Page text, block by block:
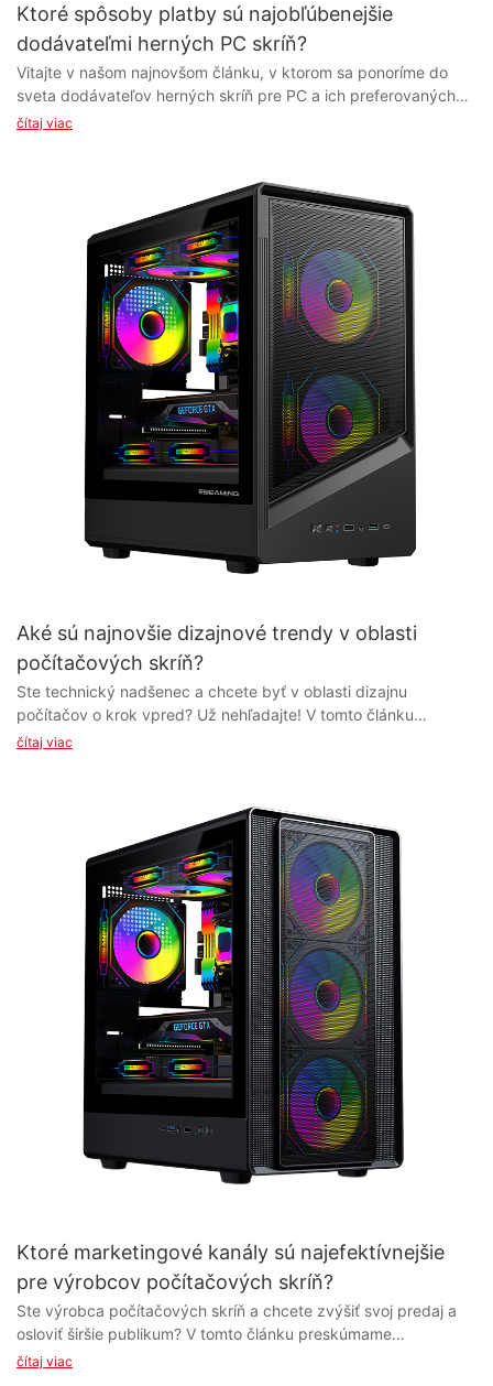
Ktoré spôsoby platby sú najobľúbenejšie
dodávateľmi herných PC skríň?
Vitajte v našom najnovšom článku, v ktorom sa ponoríme do sveta dodávateľov herných skríň pre PC a ich preferovaných spôsobov platby. V tomto neustále sa rozvíjajúcom odvetví je kľúčové byť o krok vpred, a to zahŕňa aj pochopenie toho, ako dodávatelia uprednostňujú vykonávať svoje transakcie. Pridajte sa k nám a preskúmajme, ktoré spôsoby platby uprednostňujú dodávatelia herných skríň pre PC a ako tieto informácie môžu ovplyvniť vaše podnikanie. Poďme sa na to ponoriť! - Prehľad platobných metód v odvetví herných počítačových skríň V rýchlo sa meniacom svete herných PC skríň je výber správnej platobnej metódy kľúčový pre dodávateľov aj výrobcov. Odvetvie sa neustále vyvíja a nové technológie a trendy formujú spôsob podnikania. V tomto článku sa podrobne pozrieme na rôzne platobné metódy, ktoré uprednostňujú dodávatelia a výrobcovia herných PC skríň, a preskúmame dôvody ich výberu. Platby kreditnou/debetnou kartou Jednou z najbežnejšie používaných platobných metód v odvetví herných počítačových skríň sú platby kreditnou/debetnou kartou. Táto metóda ponúka pohodlie a bezpečnosť pre obe strany zúčastnené na transakcii. Dodávatelia a výrobcovia môžu jednoducho spracovať platby online alebo telefonicky, čo z nich robí rýchly a efektívny spôsob podnikania. Platby kreditnou/debetnou kartou navyše ponúkajú ochranu pred podvodmi a spätnými platbami, čo obom stranám poskytuje pokoj v duši. PayPal Ďalšou obľúbenou platobnou metódou medzi dodávateľmi a výrobcami herných počítačových skríň je PayPal. Táto online platobná služba umožňuje bezproblémové transakcie medzi stranami, pričom finančné prostriedky sa prevádzajú rýchlo a bezpečne. PayPal tiež ponúka ochranu kupujúcich a predávajúcich, vďaka čomu je dôveryhodnou voľbou pre mnohých v tomto odvetví. Jeho užívateľsky prívetivé rozhranie a široká akceptácia z neho robia preferovanú voľbu pre tých, ktorí hľadajú bezproblémové platobné riešenie. Bankové prevody Bankové prevody sú ďalšou bežne používanou platobnou metódou v odvetví herných počítačových skríň. Hoci nemusia byť také rýchle alebo pohodlné ako platby kreditnou/debetnou kartou alebo PayPal, bankové prevody ponúkajú bezpečný a spoľahlivý spôsob prevodu finančných prostriedkov medzi stranami. Mnoho dodávateľov a výrobcov si vyberá túto metódu pre väčšie transakcie alebo medzinárodné platby, pretože eliminuje potrebu platobných procesorov tretích strán a súvisiacich poplatkov. Kryptomena S nástupom kryptomien v posledných rokoch začali niektorí dodávatelia a výrobcovia herných počítačových skríň akceptovať digitálne meny ako platobnú metódu. Hoci sú kryptomeny stále relatívne špecifickou platobnou metódou, ponúkajú decentralizovaný a bezpečný spôsob vykonávania transakcií. Sú tiež atraktívne pre technicky zdatných zákazníkov, ktorí si cenia súkromie a anonymitu pri svojich nákupoch. Dohodnuté platobné podmienky Okrem tradičných platobných metód ponúka mnoho dodávateľov a výrobcov herných počítačových skríň svojim klientom aj dohodnuté platobné podmienky. Tieto podmienky môžu zahŕňať splátky, platbu na dobierku alebo obchodný úver v závislosti od dohody medzi stranami. Dohodnuté platobné podmienky môžu pomôcť vybudovať silné vzťahy medzi dodávateľmi a výrobcami, čím sa posilní dôvera a spolupráca v tomto odvetví. Záverom možno povedať, že odvetvie herných počítačových skríň ponúka dodávateľom a výrobcom širokú škálu platobných metód. Či už sa rozhodnete pre platby kreditnou/debetnou kartou, PayPal, bankové prevody, kryptomenu alebo dohodnuté platobné podmienky, je nevyhnutné vybrať si metódu, ktorá najlepšie vyhovuje potrebám oboch zúčastnených strán. Starostlivým zvážením faktorov, ako sú bezpečnosť, pohodlie a dôveryhodnosť, môžu dodávatelia a výrobcovia zabezpečiť hladké a úspešné transakcie v tomto dynamickom a konkurenčnom odvetví. - Faktory ovplyvňujúce preferencie platobných metód medzi dodávateľmi V konkurenčnom svete výroby herných PC skríň môže výber spôsobu platby zohrávať významnú úlohu pri formovaní obchodných vzťahov medzi dodávateľmi a ich dodávateľmi. Pri zvažovaní preferovaných spôsobov platby medzi dodávateľmi herných PC skríň zohrávajú úlohu faktory ako pohodlie, bezpečnosť, náklady a spoľahlivosť. Pochopenie týchto faktorov môže pomôcť výrobcom lepšie uspokojiť potreby svojich dodávateľov a v konečnom dôsledku posilniť ich partnerstvá. Jednou z najobľúbenejších platobných metód medzi dodávateľmi herných PC skríň je bankový prevod. Bankový prevod je obľúbenou voľbou, pretože ponúka rýchly a bezpečný spôsob prevodu finančných prostriedkov medzi stranami. Dodávatelia oceňujú rýchlu dobu spracovania bankových prevodov, pretože im to umožňuje rýchly prístup k finančným prostriedkom a pokračovanie v ich činnosti. Bezpečnostné prvky bankových prevodov navyše poskytujú dodávateľom pokoj v duši a zabezpečujú, že ich platby sú chránené pred podvodmi alebo inými rizikami. Ďalšou obľúbenou platobnou metódou medzi dodávateľmi herných počítačových skríň je elektronický prevod finančných prostriedkov (EFT). EFT umožňuje automatizované transakcie medzi dodávateľmi a výrobcami, čím sa znižuje potreba manuálnych zásahov a zefektívňuje proces platieb. Dodávatelia považujú EFT za pohodlný a efektívny, pretože eliminuje potrebu fyzických šekov alebo papierových faktúr. Výberom EFT ako svojej preferovanej platobnej metódy môžu dodávatelia ušetriť čas a zdroje, čo im umožňuje sústrediť sa na iné aspekty svojho podnikania. Platby kreditnými kartami sú tiež obľúbenou voľbou medzi dodávateľmi herných počítačových skríň. Kreditné karty ponúkajú dodávateľom flexibilnú možnosť platby, ktorá im umožňuje rýchlo a jednoducho nakupovať. Dodávatelia oceňujú pohodlie platieb kreditnými kartami, ako aj možnosť získať odmeny alebo vrátenie peňazí za svoje nákupy. Výrobcovia, ktorí akceptujú platby kreditnými kartami, môžu prilákať viac dodávateľov a budovať silnejšie vzťahy tým, že ponúkajú túto pohodlnú platobnú metódu. Okrem bankových prevodov, EFT a platieb kreditnou kartou môžu dodávatelia herných PC skríň zvážiť aj alternatívne platobné metódy, ako napríklad PayPal alebo digitálne peňaženky. Tieto možnosti elektronickej platby poskytujú dodávateľom dodatočnú flexibilitu a bezpečnosť pri vykonávaní transakcií. Dodávatelia, ktorí uprednostňujú digitálne platobné metódy, oceňujú pohodlie a jednoduchosť používania, ako aj dodatočné vrstvy zabezpečenia, ktoré tieto platformy ponúkajú. Okrem toho, preferencie platobných metód medzi dodávateľmi herných počítačových skríň môžu byť ovplyvnené rôznymi externými faktormi. Ekonomické podmienky, regulačné požiadavky a trendy v odvetví môžu ovplyvniť výber platobnej metódy medzi dodávateľmi. Výrobcovia musia byť informovaní o týchto externých faktoroch a prispôsobiť svoje platobné politiky tak, aby vyhovovali meniacim sa potrebám svojich dodávateľov. Záverom možno povedať, že pochopenie faktorov ovplyvňujúcich preferencie platobných metód medzi dodávateľmi herných počítačových skríň je nevyhnutné pre výrobcov, ktorí sa snažia vybudovať silné a úspešné partnerstvá. Ponúkaním rôznych platobných možností, ako sú bankové prevody, EFT, platby kreditnou kartou a digitálne peňaženky, môžu výrobcovia uspokojiť rozmanité potreby svojich dodávateľov a vytvoriť bezproblémový platobný zážitok. Uprednostňovanie preferencií dodávateľov v oblasti platobných metód môže v konečnom dôsledku viesť k zlepšeniu vzťahov, zvýšeniu dôvery a vyššej efektivite v dodávateľskom reťazci herných počítačových skríň. - Porovnanie rôznych platobných metód na trhu Na konkurenčnom trhu s hernými PC skriňami môže mať výber správnej platobnej metódy významný vplyv na úspech dodávateľov a výrobcov. Vzhľadom na širokú škálu platobných metód dostupných na trhu je pre dodávateľov herných PC skríň kľúčové vyhodnotiť a porovnať rôzne možnosti, aby určili, ktorá metóda je pre ich podnikanie najpreferovanejšia a najvýhodnejšia. Jednou z najbežnejšie používaných platobných metód dodávateľmi herných počítačových skríň sú bankové prevody. Táto metóda zahŕňa elektronický prevod finančných prostriedkov z bankového účtu kupujúceho na bankový účet predávajúceho. Bankové prevody uprednostňuje mnoho dodávateľov, pretože sú bezpečným a pohodlným spôsobom prijímania platieb. Nevýhodou bankových prevodov je však ich časová náročnosť a dodatočné poplatky. Ďalšou populárnou platobnou metódou v odvetví herných počítačových skríň sú platby kreditnou kartou. Platby kreditnou kartou ponúkajú kupujúcim rýchly a pohodlný spôsob nákupu a mnoho dodávateľov uprednostňuje túto metódu pre jej jednoduchosť použitia a rýchle spracovanie. Platby kreditnou kartou však sú spojené s transakčnými poplatkami, ktoré môžu znížiť zisk dodávateľa. PayPal je ďalšia platobná metóda, ktorú bežne používajú dodávatelia herných počítačových skríň. PayPal je online platobná platforma, ktorá umožňuje používateľom elektronicky posielať a prijímať peniaze. Mnoho dodávateľov uprednostňuje PayPal kvôli jeho jednoduchému používaniu, bezpečnostným funkciám a rýchlemu spracovaniu. PayPal si však účtuje aj poplatky za transakcie, čo môže byť pre dodávateľov nevýhodou. V posledných rokoch sa kryptomena stala populárnou platobnou metódou v odvetví herných počítačových skríň. Kryptomena, ako napríklad Bitcoin, ponúka bezpečný a decentralizovaný spôsob odosielania a prijímania platieb. Mnohých dodávateľov lákajú nízke transakčné poplatky a rýchle spracovanie platieb, ktoré sú spojené s platbami kryptomenami. Volatilná povaha kryptomien však môže predstavovať riziko pre dodávateľov, ktorí sa snažia chrániť svoje zisky. V konečnom dôsledku bude najpreferovanejšia platobná metóda pre dodávateľov herných počítačových skríň závisieť od ich individuálnych obchodných potrieb a preferencií. Niektorí dodávatelia môžu uprednostňovať pohodlie a rýchle spracovanie, zatiaľ čo iní môžu uprednostňovať bezpečnosť a nízke transakčné poplatky. Pre dodávateľov je nevyhnutné starostlivo vyhodnotiť a porovnať rôzne platobné metódy dostupné na trhu, aby určili, ktorá možnosť je pre ich podnikanie najvýhodnejšia.
čítaj viac
Aké sú najnovšie dizajnové trendy v oblasti
počítačových skríň?
Ste technický nadšenec a chcete byť v oblasti dizajnu počítačov o krok vpred? Už nehľadajte! V tomto článku preskúmame najnovšie trendy v dizajne počítačových skríň, ktoré spôsobujú revolúciu v spôsobe, akým premýšľame o estetike počítačov. Od elegantných a minimalistických až po odvážne a futuristické, tieto špičkové dizajny vás určite inšpirujú a zapôsobia. Pridajte sa k nám a ponorte sa do sveta dizajnu počítačových skríň a objavte, čo je dnes na trhu horúce. Úvod do PC skríň a ich význam v dizajne Pokiaľ ide o zostavenie vlastného počítača, jednou z najviac prehliadaných súčastí je skriňa počítača. Mnoho ľudí sa často zameriava na vnútorné komponenty, ako je procesor, grafická karta a RAM, pričom zabúdajú, že skriňa zohráva kľúčovú úlohu nielen pri ochrane týchto komponentov, ale aj pri vylepšení celkovej estetiky zostavy. V tomto článku sa ponoríme do sveta skríň počítačov, preskúmame ich dôležitosť v dizajne a zdôrazníme niektoré z najnovších dizajnových trendov na trhu. Počítačové skrine, známe aj ako šasi alebo kryty, sa dodávajú v rôznych tvaroch, veľkostiach a materiáloch. Slúžia ako kryt pre všetky vnútorné komponenty počítača a poskytujú ochranu pred prachom, nečistotami a náhodným poškodením. Okrem funkčného aspektu zohráva dizajn počítačovej skrine významnú úlohu v celkovom vzhľade a dojme zostavenia počítača. S nárastom zákazkovej montáže počítačov v posledných rokoch výrobcovia venujú väčšiu pozornosť dizajnu svojich skríň a ponúkajú širokú škálu štýlov, aby uspokojili rôzne preferencie. Jedným z najnovších dizajnových trendov v oblasti počítačových skríň je použitie panelov z tvrdeného skla. Tieto panely ponúkajú elegantný a elegantný vzhľad, ktorý používateľom umožňuje ukázať ich vnútorné komponenty a RGB osvetlenie. Mnoho výrobcov teraz ponúka skrine s bočnými panelmi z tvrdeného skla, niektoré dokonca majú predné panely z tvrdeného skla pre futuristickejší vzhľad. Okrem estetiky ponúkajú panely z tvrdeného skla aj lepšiu odolnosť a odolnosť voči poškriabaniu v porovnaní s tradičnými akrylovými panelmi. Ďalším populárnym dizajnovým trendom v oblasti PC skríň je nárast kompaktných a mini-ITX skríň. S rastúcou popularitou malých skríň teraz výrobcovia ponúkajú skrine, ktoré sú kompaktnejšie a priestorovo úspornejšie. Tieto skrine sú ideálne pre používateľov, ktorí majú obmedzený priestor alebo uprednostňujú minimalistický vzhľad. Napriek svojej malej veľkosti sú kompaktné skrine navrhnuté tak, aby pojali vysokovýkonné komponenty, čo z nich robí skvelú voľbu pre hráčov aj tvorcov obsahu. Okrem estetiky a veľkosti zohrávajú skrinky pre PC úlohu aj v celkovom prúdení vzduchu a chladení počítačovej zostavy. Správne prúdenie vzduchu je nevyhnutné na udržanie optimálnej teploty vnútorných komponentov, čím sa zabezpečí plynulý a spoľahlivý výkon. Mnoho výrobcov teraz ponúka skrinky s pokročilými chladiacimi funkciami, ako sú viaceré držiaky ventilátorov, podpora kvapalinového chladenia a riešenia na správu káblov. Tieto funkcie nielen zlepšujú výkon počítača, ale prispievajú aj k čistejšej a organizovanejšej zostave. Záverom možno povedať, že PC skrine zohrávajú kľúčovú úlohu v dizajne a funkčnosti počítačovej zostavy. Vďaka najnovším dizajnovým trendom na trhu majú používatelia teraz k dispozícii širokú škálu možností, od elegantných panelov z tvrdeného skla až po kompaktné mini-ITX skrine. Pri výbere PC skrine je dôležité zvážiť faktory, ako je veľkosť, estetika, prúdenie vzduchu a chladenie. Výberom vysoko kvalitnej skrine od renomovaného dodávateľa alebo výrobcu PC skríň si používatelia môžu vytvoriť vizuálne ohromujúcu a vysoko výkonnú počítačovú zostavu, ktorá spĺňa ich jedinečné potreby a preferencie. Elegantný a minimalistický dizajn: Vzostup čistej estetiky v počítačových skrinkách S neustále sa vyvíjajúcim technologickým prostredím prešli aj počítačové skrine významnou transformáciou, čo sa týka dizajnu a estetiky. Nárast elegantných a minimalistických dizajnov počítačových skríň sa stal výrazným trendom medzi PC nadšencami aj hráčmi. Tento posun smerom k čistej estetike je nielen esteticky príjemný, ale slúži aj funkčnému účelu tým, že podporuje lepšie prúdenie vzduchu a správu káblov. V tomto článku sa ponoríme do najnovších dizajnových trendov v počítačových skriniach a preskúmame, ako výrobcovia a dodávatelia reagujú na dopyt po elegantných a minimalistických dizajnoch. Jedným z kľúčových prvkov, ktoré poháňajú popularitu minimalistických PC skríň, je ich schopnosť bezproblémovo zapadnúť do moderného interiéru. Vďaka svojim čistým líniám, decentným farbám a elegantným profilom dodávajú tieto skrine nádych sofistikovanosti každej pracovnej ploche. Použitie tvrdených sklenených panelov a RGB osvetlenia ďalej zvyšuje vizuálnu príťažlivosť týchto skríň, vďaka čomu sú obľúbené medzi hráčmi, ktorí chcú predviesť svoje vysokovýkonné PC zostavy. Okrem estetického vzhľadu sa minimalistické PC skrine môžu pochváliť aj praktickými funkciami, ktoré uspokoja potreby PC nadšencov. Správa káblov bola pre používateľov už dlho problémom, ale výrobcovia tento problém vyriešili začlenením skrytých kanálov na vedenie káblov a suchých zipsov do svojich dizajnov. To nielen pomáha udržiavať prehľadný interiér, ale tiež zlepšuje prúdenie vzduchu v skrini, čím sa zabezpečuje optimálny chladiaci výkon komponentov. Okrem toho trend smerom k menším tvarovým faktorom naberá na obrátkach aj na trhu s PC skriňami. Skrinky mini-ITX a microATX sa stávajú čoraz populárnejšími medzi používateľmi, ktorí uprednostňujú priestorovo úsporný dizajn bez kompromisov v oblasti výkonu. Tieto kompaktné skrine ponúkajú dokonalú rovnováhu medzi funkčnosťou a estetikou, vďaka čomu sú ideálne pre používateľov, ktorí chcú zostaviť výkonný a zároveň vizuálne atraktívny počítač. Keďže dopyt po elegantných a minimalistických počítačových skriniach neustále rastie, výrobcovia a dodávatelia sa tomuto trendu rýchlo prispôsobili. Mnoho popredných značiek počítačových skríň predstavilo širokú škálu elegantných a minimalistických dizajnov, ktoré uspokoja rozmanité potreby používateľov. Od cenovo dostupných možností až po prémiové skrine, na trhu je k dispozícii množstvo možností, ktoré uspokoja rôzne preferencie. Záverom možno povedať, že nárast čistej estetiky v počítačových skrinkách odráža posun smerom k prepracovanejšiemu a minimalistickému prístupu k dizajnu. Vďaka elegantným profilom, decentným farbám a praktickým funkciám tieto skrinky nielen vylepšujú celkový vzhľad počítača, ale ponúkajú aj vylepšenú funkčnosť a výkon. Keďže výrobcovia a dodávatelia neustále inovujú a prispôsobujú sa vyvíjajúcim sa trendom na trhu, môžeme očakávať ešte viac inovatívnych dizajnov, ktoré uspokoja požiadavky náročných počítačových nadšencov. Pokročilé chladiace systémy: Inovácie v regulácii teploty a prúdení vzduchu Vo svete počítačových technológií je jednou z najdôležitejších súčastí počítačovej zostavy skrinka, v ktorej sú umiestnené všetky hardvérové ​​komponenty. Skrinky pre PC slúžia nielen ako ochranný obal pre citlivé vnútorné komponenty, ale zohrávajú aj kľúčovú úlohu pri regulácii teplôt a prúdenia vzduchu, aby sa zabezpečil optimálny výkon a dlhá životnosť systému. V posledných rokoch došlo k niekoľkým pokrokom v chladiacich systémoch a inovatívnych dizajnoch, ktoré spôsobili revolúciu v spôsobe, akým sa skrinky pre PC vyrábajú a používajú. Jedným z kľúčových trendov v dizajne skríň pre PC je začlenenie pokročilých chladiacich systémov, ktoré pomáhajú s reguláciou teploty a prúdením vzduchu. Tieto systémy sú nevyhnutné na udržanie optimálnej prevádzkovej teploty komponentov, najmä procesora a grafickej karty, ktoré pri intenzívnom používaní generujú značné množstvo tepla. Tradičné chladiace systémy, ako je vzduchové chladenie alebo kvapalinové chladenie, sa stále hojne používajú, ale výrobcovia neustále experimentujú s novými technológiami na zlepšenie účinnosti a výkonu. Jednou z inovácií v chladiacich systémoch je použitie pokročilých návrhov prúdenia vzduchu, ako je optimalizované umiestnenie ventilátorov a potrubia, aby sa zabezpečilo efektívne odvádzanie horúceho vzduchu zo skrine, zatiaľ čo studený vzduch sa nasáva, aby komponenty bežali na maximálny výkon. Niektorí výrobcovia PC skríň tiež začali do ventilátorov a vetracích otvorov začleňovať prvky RGB osvetlenia, a to nielen z estetických dôvodov, ale aj na indikáciu úrovní teploty a vzorcov prúdenia vzduchu. Ďalším trendom v dizajne počítačových skríň je integrácia inteligentných chladiacich systémov, ktoré využívajú senzory a inteligentný softvér na automatické nastavenie rýchlosti ventilátorov a prúdenia vzduchu na základe vnútornej teploty komponentov. To nielen pomáha udržiavať optimálny výkon, ale tiež znižuje hladinu hluku a spotrebu energie, vďaka čomu je systém energeticky úspornejší a tichší. Výrobcovia počítačových skríň sa okrem toho zameriavajú na zlepšenie celkovej kvality výroby a materiálov používaných vo svojich produktoch, aby sa zvýšila odolnosť a dlhá životnosť. Na vytvorenie elegantných a štýlových dizajnov, ktoré nielen dobre vyzerajú, ale poskytujú aj vynikajúci tepelný výkon, sa používajú prémiové materiály, ako je tvrdené sklo, hliník a vysoko kvalitné plasty. Záverom možno povedať, že najnovšie trendy v dizajne PC skríň sa točia okolo pokročilých chladiacich systémov, inovácií v regulácii teploty a prúdení vzduchu. Výrobcovia neustále posúvajú hranice toho, čo je možné, pokiaľ ide o udržanie chladu vnútorných komponentov a ich efektívnu prevádzku. S neustálym vývojom technológií môžeme očakávať ešte viac vzrušujúcich zmien vo svete PC skríň, ktoré ďalej zlepšia používateľský zážitok a výkon našich milovaných počítačových systémov. RGB osvetlenie a prispôsobenie: Prispôsobenie počítačových skríň podľa osobného vkusu Vo svete počítačových technológií je jedným z najnovších dizajnových trendov v oblasti počítačových skríň začlenenie RGB osvetlenia a prispôsobenia, čo používateľom umožňuje prispôsobiť si svoje počítačové skrine tak, aby odrážali ich osobný vkus. S
čítaj viac
Ktoré marketingové kanály sú najefektívnejšie
pre výrobcov počítačových skríň?
Ste výrobca počítačových skríň a chcete zvýšiť svoj predaj a osloviť širšie publikum? V tomto článku preskúmame najefektívnejšie marketingové kanály pre výrobcov počítačových skríň. Zistite, ktoré stratégie vám môžu pomôcť spojiť sa s vašou cieľovou skupinou a zvýšiť povedomie o značke v konkurenčnom technologickom odvetví. - Prečo sú marketingové kanály kľúčové pre výrobcov počítačových skríň V dnešnom rýchlo sa meniacom svete technológií sa skrine pre PC stali nevyhnutnou súčasťou pre každého, kto si chce zostaviť vlastný počítač na mieru. Vzhľadom na nespočetné množstvo možností dostupných na trhu môže byť pre výrobcov skríň pre PC náročné vyniknúť a osloviť svoju cieľovú skupinu. Tu prichádzajú na rad marketingové kanály, pretože sú pre výrobcov skríň pre PC kľúčové na efektívnu propagáciu svojich produktov a prilákanie zákazníkov. Jedným z najefektívnejších marketingových kanálov pre výrobcov počítačových skríň sú sociálne médiá. S miliónmi aktívnych používateľov na platformách ako Facebook, Instagram a Twitter poskytujú sociálne médiá jedinečnú príležitosť pre výrobcov prezentovať svoje produkty širokému publiku. Vytváraním vizuálne príťažlivých príspevkov a pútavého obsahu môžu výrobcovia efektívne komunikovať kľúčové vlastnosti a výhody svojich počítačových skríň potenciálnym zákazníkom. Sociálne médiá tiež umožňujú výrobcom interagovať so zákazníkmi, zhromažďovať spätnú väzbu a budovať si lojálnych fanúšikov. Okrem sociálnych médií je optimalizácia pre vyhľadávače (SEO) ďalším dôležitým marketingovým kanálom pre výrobcov skríň pre PC. Optimalizáciou svojich webových stránok a obsahu pre vyhľadávače, ako je Google, môžu výrobcovia zvýšiť svoju viditeľnosť online a prilákať viac organickej návštevnosti na svoje stránky. Používaním relevantných kľúčových slov, ako napríklad „skriňa pre PC, dodávateľ skríň pre PC, výrobca skríň pre PC“, môžu výrobcovia zlepšiť svoje umiestnenie vo vyhľadávačoch a osloviť zákazníkov, ktorí aktívne hľadajú skrine pre PC. E-mailový marketing je ďalším efektívnym marketingovým kanálom pre výrobcov počítačových skríň. Vytvorením e-mailového zoznamu potenciálnych zákazníkov a zasielaním pravidelných newsletterov a propagačných akcií si výrobcovia môžu udržať povedomie a prilákať opakovaných zákazníkov. E-mailový marketing tiež umožňuje výrobcom prispôsobiť si svoje správy a zacieliť na konkrétne segmenty zákazníkov na základe ich preferencií a nákupného správania. Okrem týchto digitálnych marketingových kanálov môžu byť pre výrobcov skríň pre PC efektívne aj tradičné marketingové kanály, ako sú veľtrhy, priemyselné podujatia a tlačená reklama. Prezentáciou svojich produktov na veľtrhoch a podujatiach môžu výrobcovia nadviazať kontakt s odborníkmi z odvetvia, budovať povedomie o značke a generovať potenciálnych zákazníkov. Tlačená reklama v priemyselných publikáciách a časopisoch môže tiež pomôcť výrobcom osloviť cieľové publikum nadšencov počítačov a hráčov. Celkovo zohrávajú marketingové kanály kľúčovú úlohu v úspechu výrobcov skríň pre PC. Využitím kombinácie sociálnych médií, SEO, e-mailového marketingu a tradičných marketingových kanálov môžu výrobcovia efektívne propagovať svoje produkty, osloviť svoju cieľovú skupinu a zvýšiť predaj. Na konkurenčnom trhu, kde sú inovácie a dizajn kľúčovými rozlišovacími faktormi, je pre výrobcov skríň pre PC nevyhnutné investovať do marketingových kanálov, ktoré im pomôžu vyniknúť a prilákať zákazníkov. - Analýza efektívnosti rôznych marketingových kanálov pre výrobcov počítačových skríň V rýchlo sa meniacom a vysoko konkurenčnom svete PC hardvéru čelia výrobcovia PC skríň neustálej výzve efektívne osloviť cieľových spotrebiteľov a propagovať svoje produkty. S neustále rastúcou popularitou PC hier a nárastom počtu PC konštrukcií na mieru nebol dopyt po vysoko kvalitných a esteticky príjemných PC skriniach nikdy vyšší. Aby výrobcovia PC skríň uspeli na tomto konkurenčnom trhu, je nevyhnutné, aby využívali rôzne marketingové kanály na prezentáciu svojich produktov a oslovili svoju cieľovú skupinu. Jedným z najefektívnejších marketingových kanálov pre výrobcov počítačových skríň sú sociálne médiá. Platformy ako Instagram, Twitter a Facebook umožňujú výrobcom prezentovať svoje najnovšie produkty, komunikovať so svojimi sledovateľmi a vytvárať pocit komunity medzi nadšencami počítačov. Pravidelným zverejňovaním vysokokvalitných obrázkov a videí svojich počítačových skríň môžu výrobcovia upútať pozornosť potenciálnych zákazníkov a budovať si rozpoznateľnosť značky. Spolupráca s influencermi a sponzorovanie herných podujatí môže ďalej zvýšiť viditeľnosť a dosah v rámci hernej komunity. Okrem sociálnych médií zohráva optimalizácia pre vyhľadávače (SEO) kľúčovú úlohu pri pomoci výrobcom skríň pre PC osloviť potenciálnych zákazníkov online. Optimalizáciou svojich webových stránok pomocou relevantných kľúčových slov, ako sú „skriňa pre PC“ a „výrobca skríň pre PC“, môžu výrobcovia zlepšiť svoje umiestnenie vo vyhľadávačoch a prilákať organickú návštevnosť na svoje stránky. Implementácia silnej stratégie obsahového marketingu vrátane blogových príspevkov, prípadových štúdií a recenzií produktov môže tiež pomôcť výrobcom etablovať sa ako odborníci v tomto odvetví a prilákať zákazníkov hľadajúcich informácie o skrinkách pre PC. Ďalším účinným marketingovým kanálom pre výrobcov počítačových skríň je e-mailový marketing. Vybudovaním cieleného e-mailového zoznamu nadšencov počítačov a pravidelným zasielaním newsletterov a propagačných ponúk môžu výrobcovia zostať v povedomí svojich zákazníkov a povzbudiť ich k opakovaným nákupom. Ponúkanie exkluzívnych zliav, ukážok pripravovaných produktov a personalizovaných odporúčaní založených na preferenciách zákazníkov môže pomôcť výrobcom vybudovať si silné vzťahy so zákazníkmi a zvýšiť vernosť značke. Okrem toho, partnerstvá s dodávateľmi a predajcami počítačových skríň môžu pomôcť výrobcom rozšíriť ich dosah a získať prístup na nové trhy. Spoluprácou s populárnymi online platformami, ako sú Newegg, Amazon a Best Buy, môžu výrobcovia prezentovať svoje produkty širšiemu publiku a ťažiť zo zavedenej zákazníckej základne predajcov. Účasť na veľtrhoch, priemyselných podujatiach a uvádzaní produktov na trh môže tiež pomôcť výrobcom spojiť sa s potenciálnymi partnermi a vytvoriť rozruch okolo ich najnovších produktov. Záverom možno povedať, že efektívnosť marketingových kanálov pre výrobcov skríň pre PC v konečnom dôsledku závisí od ich schopnosti osloviť cieľovú skupinu, efektívne prezentovať svoje produkty a budovať silné povedomie o značke. Využitím kombinácie sociálnych médií, SEO, e-mailového marketingu a partnerstiev s dodávateľmi a maloobchodníkmi môžu výrobcovia skríň pre PC zvýšiť svoju viditeľnosť, prilákať nových zákazníkov a odlíšiť sa na preplnenom trhu. Kľúčom k úspechu je v konečnom dôsledku pochopenie preferencií a správania nadšencov PC a prispôsobenie marketingových stratégií ich potrebám. - Úloha digitálneho marketingu pri propagácii počítačových skríň V dnešnom neustále sa vyvíjajúcom digitálnom prostredí je úloha digitálneho marketingu pri propagácii počítačových skríň čoraz dôležitejšia pre výrobcov a dodávateľov v tomto odvetví. Vzhľadom na rastúci dopyt po vysoko kvalitných a inovatívnych počítačových skriniach je pre spoločnosti nevyhnutné efektívne využívať rôzne kanály digitálneho marketingu na oslovenie svojej cieľovej skupiny a zvýšenie predaja. Jedným z najefektívnejších kanálov digitálneho marketingu pre výrobcov počítačových skríň sú sociálne médiá. Platformy ako Facebook, Instagram a Twitter poskytujú jedinečnú príležitosť na prezentáciu najnovších produktov, interakciu so zákazníkmi a budovanie povedomia o značke. Vytváraním pútavého obsahu, zdieľaním referencií zákazníkov a spúšťaním cielených reklám môžu výrobcovia efektívne propagovať svoje počítačové skrine širokému publiku technicky zdatných spotrebiteľov. Ďalším dôležitým kanálom digitálneho marketingu pre výrobcov skríň pre PC je optimalizácia pre vyhľadávače (SEO). Optimalizáciou svojich webových stránok pre relevantné kľúčové slová, ako napríklad „skriňa pre PC“ a „výrobca skríň pre PC“, môžu spoločnosti zlepšiť svoju viditeľnosť na stránkach s výsledkami vyhľadávania a prilákať organickú návštevnosť. Okrem toho sa na zacielenie konkrétnych kľúčových slov a prilákanie cielenej návštevnosti na webovú stránku výrobcu môže použiť reklama s platbou za kliknutie (PPC). E-mailový marketing je tiež silným nástrojom na propagáciu počítačových skríň. Vytvorením e-mailového zoznamu zainteresovaných zákazníkov a zasielaním cielených kampaní môžu výrobcovia udržať svoje publikum zaujaté a informované o uvedení nových produktov na trh, akciách a aktualizáciách v odvetví. Personalizované e-mailové kampane môžu pomôcť budovať lojalitu zákazníkov a viesť k opakovaným nákupom. Okrem týchto digitálnych marketingových kanálov zohráva obsahový marketing kľúčovú úlohu pri propagácii počítačových skríň. Vytváraním vysokokvalitných blogových príspevkov, videí a iných typov obsahu, ktoré prezentujú vlastnosti a výhody ich produktov, môžu výrobcovia vzdelávať spotrebiteľov a etablovať sa ako lídri v odvetví. To môže pomôcť vybudovať dôveru potenciálnych zákazníkov a z dlhodobého hľadiska zvýšiť predaj. Celkovo nemožno podceňovať úlohu digitálneho marketingu pri propagácii počítačových skríň. Efektívnym využívaním sociálnych médií, SEO, e-mailového marketingu a obsahového marketingu môžu výrobcovia a dodávatelia osloviť širšie publikum, zvýšiť predaj a vybudovať si silnú pozíciu značky na konkurenčnom trhu s počítačovými skriňami. Vzhľadom na to, že sa technológie neustále vyvíjajú, je pre spoločnosti v tomto odvetví kľúčové udržať si náskok a prijať stratégie digitálneho marketingu, aby uspeli v dnešnom digitálnom svete. - Využitie tradičných marketingových kanálov pre výrobcov počítačových skríň V konkurenčnom svete výroby skríň pre PC spoločnosti neustále hľadajú nové a efektívne marketingové kanály na propagáciu svojich produktov a oslovenie širši
čítaj viac